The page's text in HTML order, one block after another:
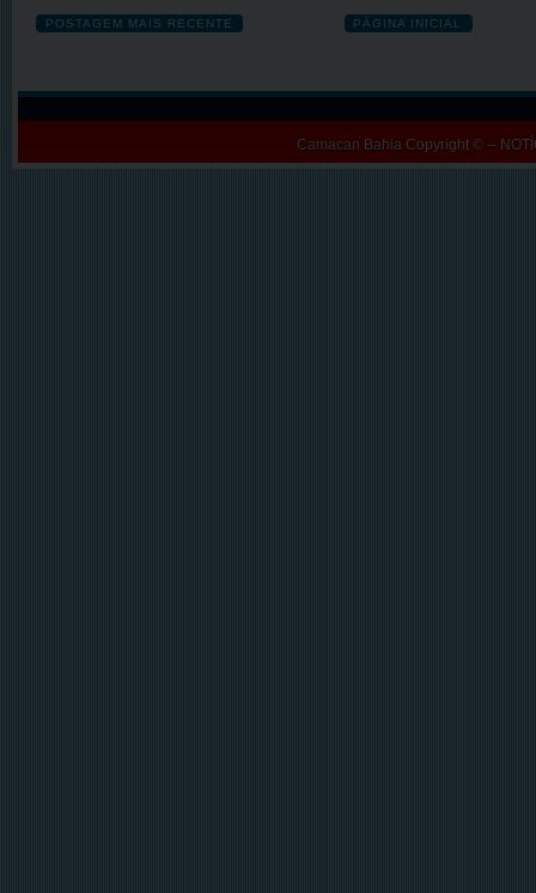
POSTAGEM MAIS RECENTE PÁGINA INICIAL
Camacan Bahia Copyright © --